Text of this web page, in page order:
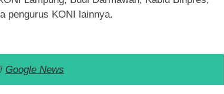
pengurus KONI lainnya.
Google News